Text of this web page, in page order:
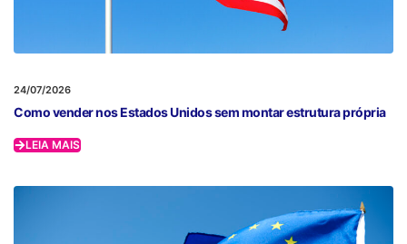
24/07/2026
Como vender nos Estados Unidos sem montar estrutura própria
LEIA MAIS